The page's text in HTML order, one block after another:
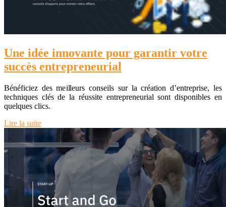
Une idée innovante pour garantir votre
succès entrepreneurial
Bénéficiez des meilleurs conseils sur la création d’entreprise, les
techniques clés de la réussite entrepreneurial sont disponibles en
quelques clics.
Lire la suite